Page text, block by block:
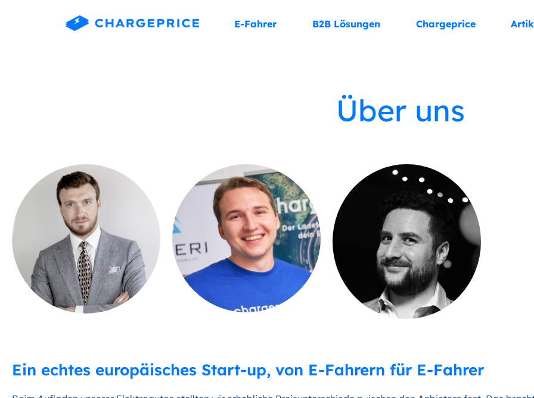
E-Fahrer B2B Lösungen Chargeprice
Über uns
Ein echtes europäisches Start-up, von E-Fahrern für E-Fahrer